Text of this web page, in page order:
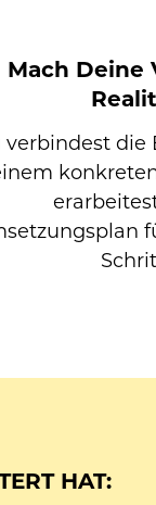
Mach Deine
verbindest die
HAT: